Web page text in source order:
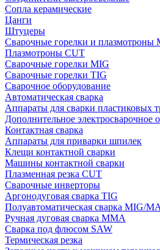
Сопла керамические
Цанги
Штуцеры
Сварочные горелки и плазмотроны
Плазмотроны CUT
Сварочные горелки MIG
Сварочные горелки TIG
Сварочное оборудование
Автоматическая сварка
Аппараты для сварки пластиковых
Дополнительное электросварочное
Контактная сварка
Аппараты для приварки шпилек
Клещи контактной сварки
Машины контактной сварки
Плазменная резка CUT
Сварочные инверторы
Аргонодуговая сварка TIG
Полуавтоматическая сварка MIG/
Ручная дуговая сварка MMA
Сварка под флюсом SAW
Термическая резка